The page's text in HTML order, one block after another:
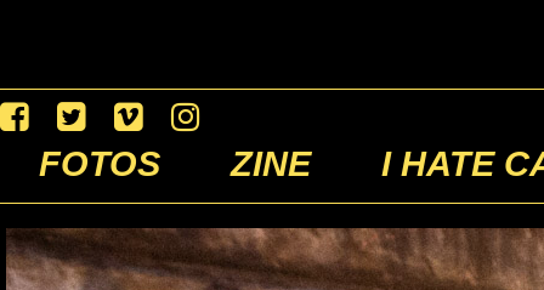
FOTOS ZINE I HATE